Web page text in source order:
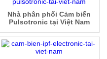
Nhà phân phối Cảm biến
Pulsotronic tại Việt Nam